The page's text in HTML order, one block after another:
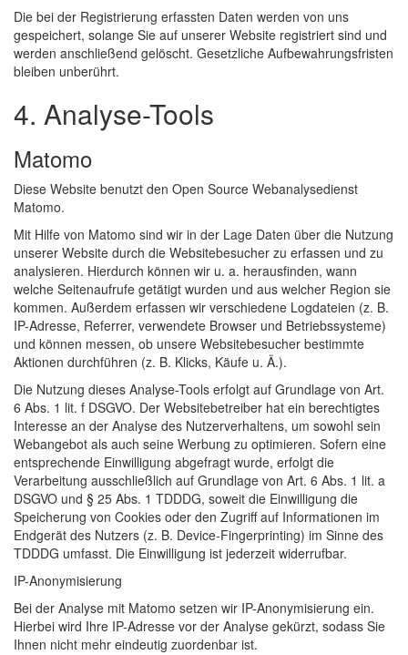
Die bei der Registrierung erfassten Daten werden von uns
gespeichert, solange Sie auf unserer Website registriert sind und
werden anschließend gelöscht. Gesetzliche Aufbewahrungsfristen
bleiben unberührt.
4. Analyse-Tools
Matomo
Diese Website benutzt den Open Source Webanalysedienst
Matomo.
Mit Hilfe von Matomo sind wir in der Lage Daten über die Nutzung
unserer Website durch die Websitebesucher zu erfassen und zu
analysieren. Hierdurch können wir u. a. herausfinden, wann
welche Seitenaufrufe getätigt wurden und aus welcher Region sie
kommen. Außerdem erfassen wir verschiedene Logdateien (z. B.
IP-Adresse, Referrer, verwendete Browser und Betriebssysteme)
und können messen, ob unsere Websitebesucher bestimmte
Aktionen durchführen (z. B. Klicks, Käufe u. Ä.).
Die Nutzung dieses Analyse-Tools erfolgt auf Grundlage von Art.
6 Abs. 1 lit. f DSGVO. Der Websitebetreiber hat ein berechtigtes
Interesse an der Analyse des Nutzerverhaltens, um sowohl sein
Webangebot als auch seine Werbung zu optimieren. Sofern eine
entsprechende Einwilligung abgefragt wurde, erfolgt die
Verarbeitung ausschließlich auf Grundlage von Art. 6 Abs. 1 lit. a
DSGVO und § 25 Abs. 1 TDDDG, soweit die Einwilligung die
Speicherung von Cookies oder den Zugriff auf Informationen im
Endgerät des Nutzers (z. B. Device-Fingerprinting) im Sinne des
TDDDG umfasst. Die Einwilligung ist jederzeit widerrufbar.
IP-Anonymisierung
Bei der Analyse mit Matomo setzen wir IP-Anonymisierung ein.
Hierbei wird Ihre IP-Adresse vor der Analyse gekürzt, sodass Sie
Ihnen nicht mehr eindeutig zuordenbar ist.